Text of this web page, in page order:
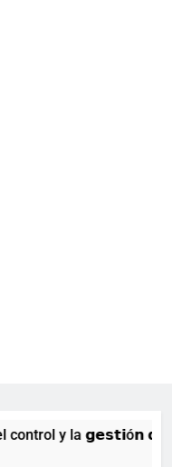
control y la 𝗴𝗲𝘀𝘁𝗶ó𝗻